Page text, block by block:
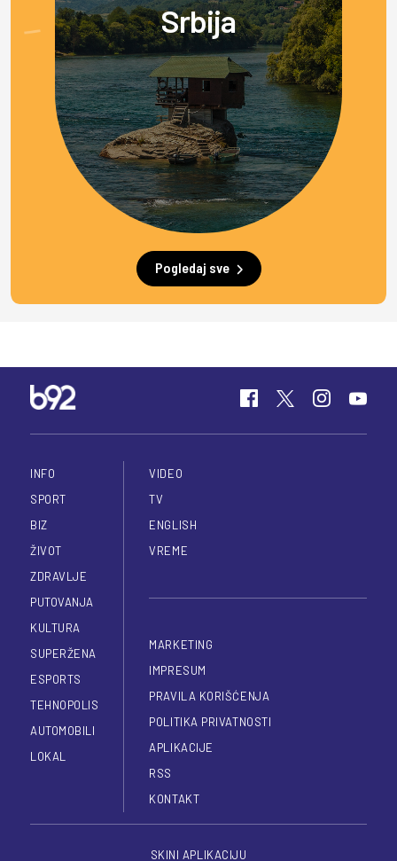
Srbija
Pogledaj sve
INFO
SPORT
BIZ
ŽIVOT
ZDRAVLJE
PUTOVANJA
KULTURA
SUPERŽENA
ESPORTS
TEHNOPOLIS
AUTOMOBILI
LOKAL
VIDEO
TV
ENGLISH
VREME
MARKETING
IMPRESUM
PRAVILA KORIŠĆENJA
POLITIKA PRIVATNOSTI
APLIKACIJE
RSS
KONTAKT
SKINI APLIKACIJU